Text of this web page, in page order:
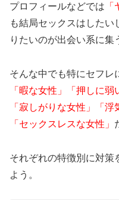
プロフィールなどでは
も結局セックスはした
りたいのが出会い系に集
そんな中でも特にセフレ
「暇な女性」「押しに弱
「寂しがりな女性」「浮
「セックスレスな女性」
それぞれの特徴別に対策
よう。